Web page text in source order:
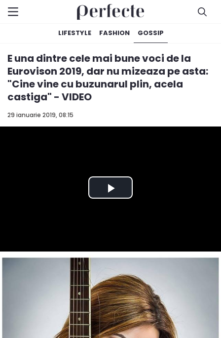
LIFESTYLE FASHION GOSSIP
29 ianuarie 2019, 08:15
E una dintre cele mai bune voci de la
Eurovison 2019, dar nu mizeaza pe asta:
"Cine vine cu buzunarul plin, acela
castiga" - VIDEO